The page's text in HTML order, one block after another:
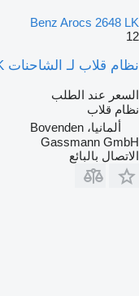
Benz Arocs 2648 LK
12
نظام قلاب لـ الشاحنات Mercedes-Benz Arocs 2648 LK
السعر عند الطلب
نظام قلاب
ألمانيا، Bovenden
Gassmann GmbH
الاتصال بالبائع